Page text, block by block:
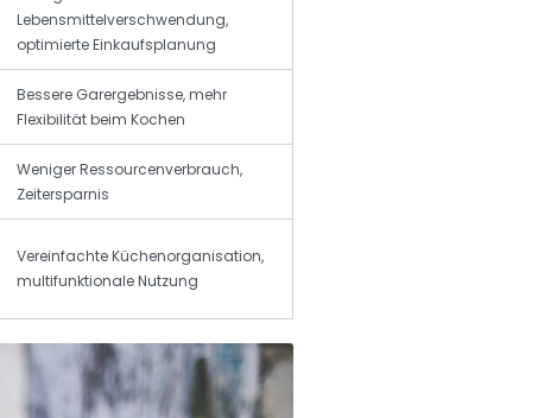
Lebensmittelverschwendung,
optimierte Einkaufsplanung
Bessere Garergebnisse, mehr
Flexibilität beim Kochen
Weniger Ressourcenverbrauch,
Zeitersparnis
Vereinfachte Küchenorganisation,
multifunktionale Nutzung